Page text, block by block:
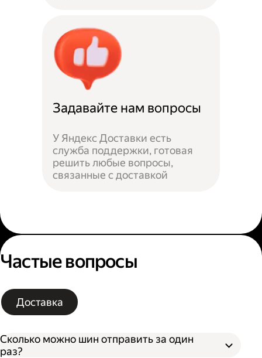
Задавайте нам вопросы
У Яндекс Доставки есть
служба поддержки, готовая
решить любые вопросы,
связанные с доставкой
Частые вопросы
Доставка
Сколько можно шин отправить за один
раз?